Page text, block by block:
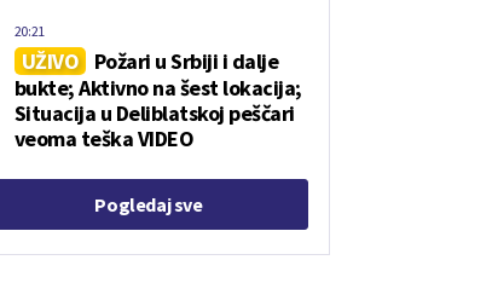
UŽIVO
Požari u Srbiji i dalje
bukte; Aktivno na šest lokacija;
Situacija u Deliblatskoj peščari
veoma teška VIDEO
20:21
Pogledaj sve